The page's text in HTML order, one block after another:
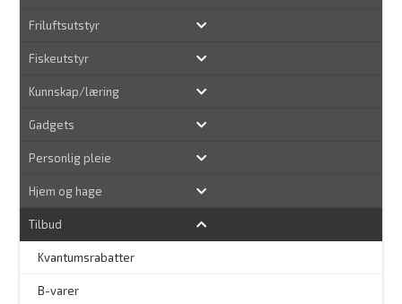
Friluftsutstyr
Fiskeutstyr
Kunnskap/læring
Gadgets
Personlig pleie
Hjem og hage
Tilbud
Kvantumsrabatter
B-varer